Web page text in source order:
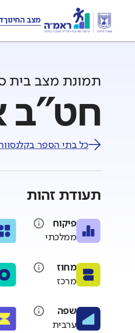
מצב החינוך
תמונת מצב בית
חט"ב
כל בתי הספר ב
תעודת זהות
פיקוח
ממלכתי
מחוז
מרכז
שפה
ערבית